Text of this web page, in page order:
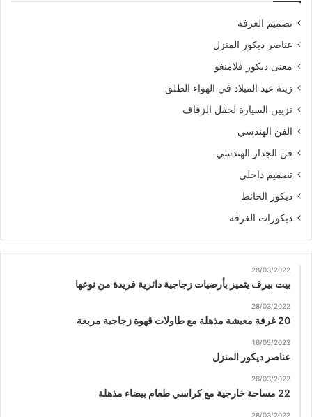
تصميم الغرفة
عناصر ديكور المنزل
معنى ديكور فلامنغو
زينة عيد الميلاد في الهواء الطلق
تزيين السيارة لحفل الزفاف
الفن الهندسي
فن الجدار الهندسي
تصميم داخلي
ديكور الحائط
ديكورات الغرفة
28/03/2022
بيت بيرف يتميز بأرضيات زجاجية دائرية فريدة من نوعها
28/03/2022
20 غرفة معيشة مذهلة مع طاولات قهوة زجاجية مربعة
16/05/2023
عناصر ديكور المنزل
28/03/2022
22 مساحة خارجية مع كراسي طعام بيضاء مذهلة
28/03/2022